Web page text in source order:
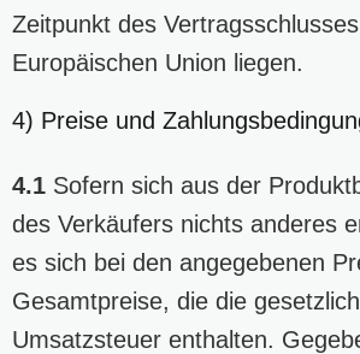
Zeitpunkt des
Europäischen Union liegen.
4) Preise und
4.1 Sofern sich aus der
des Verkäufers nichts anderes
es sich bei den angegebenen
Gesamtpreise, die die
Umsatzsteuer enthalten.